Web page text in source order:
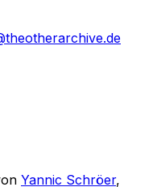
Yannic Schröer,